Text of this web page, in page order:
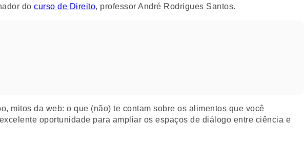
do curso de Direito, professor André Rodrigues Santos.
mitos da web: o que (não) te contam sobre os alimentos que você
oportunidade para ampliar os espaços de diálogo entre ciência e